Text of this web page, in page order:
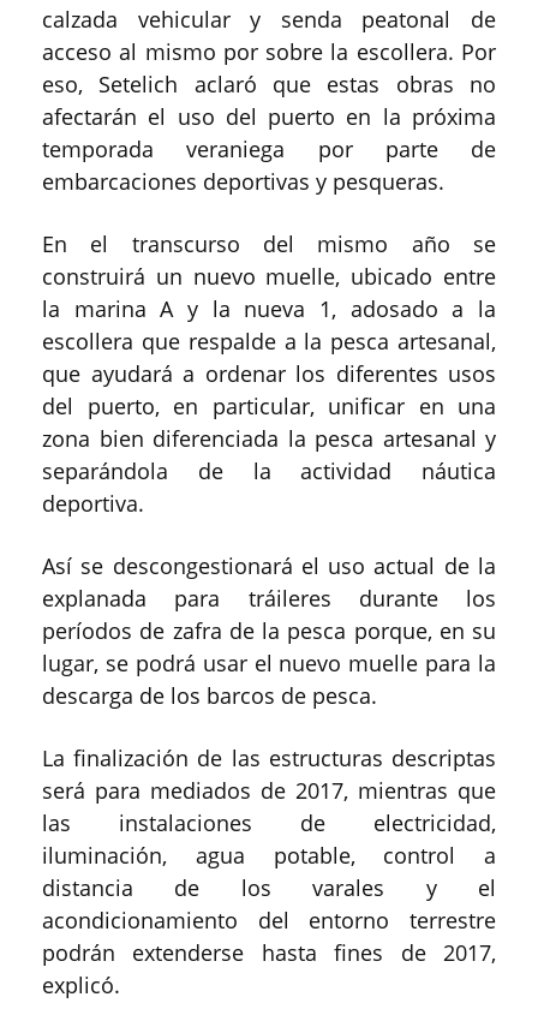
calzada vehicular y senda peatonal de
acceso al mismo por sobre la escollera. Por
eso, Setelich aclaró que estas obras no
afectarán el uso del puerto en la próxima
temporada veraniega por parte de
embarcaciones deportivas y pesqueras.
En el transcurso del mismo año se
construirá un nuevo muelle, ubicado entre
la marina A y la nueva 1, adosado a la
escollera que respalde a la pesca artesanal,
que ayudará a ordenar los diferentes usos
del puerto, en particular, unificar en una
zona bien diferenciada la pesca artesanal y
separándola de la actividad náutica
deportiva.
Así se descongestionará el uso actual de la
explanada para tráileres durante los
períodos de zafra de la pesca porque, en su
lugar, se podrá usar el nuevo muelle para la
descarga de los barcos de pesca.
La finalización de las estructuras descriptas
será para mediados de 2017, mientras que
las instalaciones de electricidad,
iluminación, agua potable, control a
distancia de los varales y el
acondicionamiento del entorno terrestre
podrán extenderse hasta fines de 2017,
explicó.